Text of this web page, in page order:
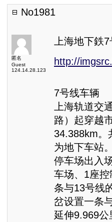
No1981
匿名
Guest
124.14.28.123
上海地下鉄
http://
7号线车辆
上海轨道交
路）起穿越
34.388km。
为地下车站
停车场出入
车场、1座
条与13号线
岔设置一条
延伸9.969